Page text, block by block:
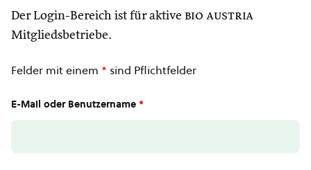
Der Login-Bereich ist für aktive bio austria
Mitgliedsbetriebe.
Felder mit einem * sind Pflichtfelder
E-Mail oder Benutzername *